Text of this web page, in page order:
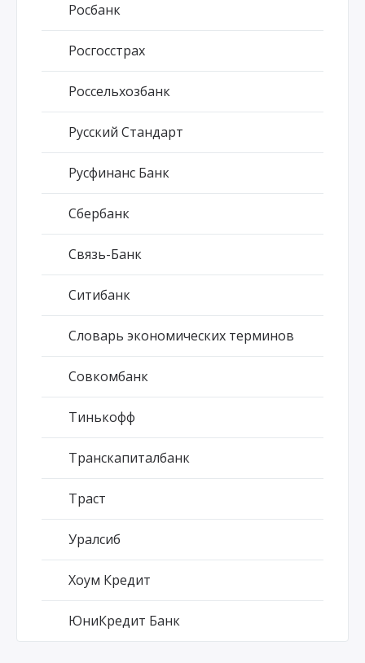
Росбанк
Росгосстрах
Россельхозбанк
Русский Стандарт
Русфинанс Банк
Сбербанк
Связь-Банк
Ситибанк
Словарь экономических терминов
Совкомбанк
Тинькофф
Транскапиталбанк
Траст
Уралсиб
Хоум Кредит
ЮниКредит Банк